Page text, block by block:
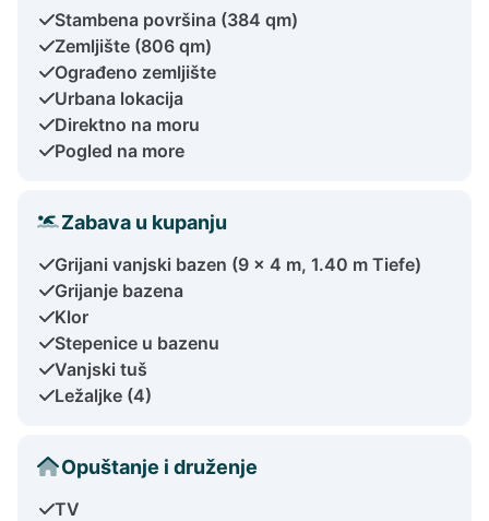
Stambena površina (384 qm)
Zemljište (806 qm)
Ograđeno zemljište
Urbana lokacija
Direktno na moru
Pogled na more
Zabava u kupanju
Grijani vanjski bazen (9 x 4 m, 1.40 m Tiefe)
Grijanje bazena
Klor
Stepenice u bazenu
Vanjski tuš
Ležaljke (4)
Opuštanje i druženje
TV